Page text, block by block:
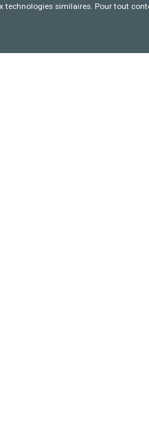
technologies similaires. Pour tout